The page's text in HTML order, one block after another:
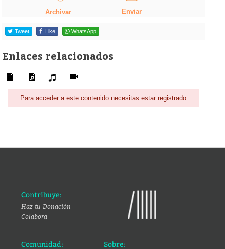
Archivar Enviar
Tweet Like WhatsApp
Enlaces relacionados
Para acceder a este contenido necesitas estar registrado
Contribuye:
Haz tu Donación
Colabora
Comunidad: Sobre: